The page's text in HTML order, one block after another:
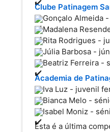
Clube Patinagem
Gonçalo Almeida
Madalena
Rita Rodrigues -
Júlia Barbosa -
Beatriz Ferreira -
Academia de
Iva Luz - juvenil
Bianca Melo -
Isabel Moniz -
Esta é a última